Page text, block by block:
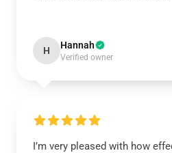
H Hannah
Verified owner
I’m very pleased with how